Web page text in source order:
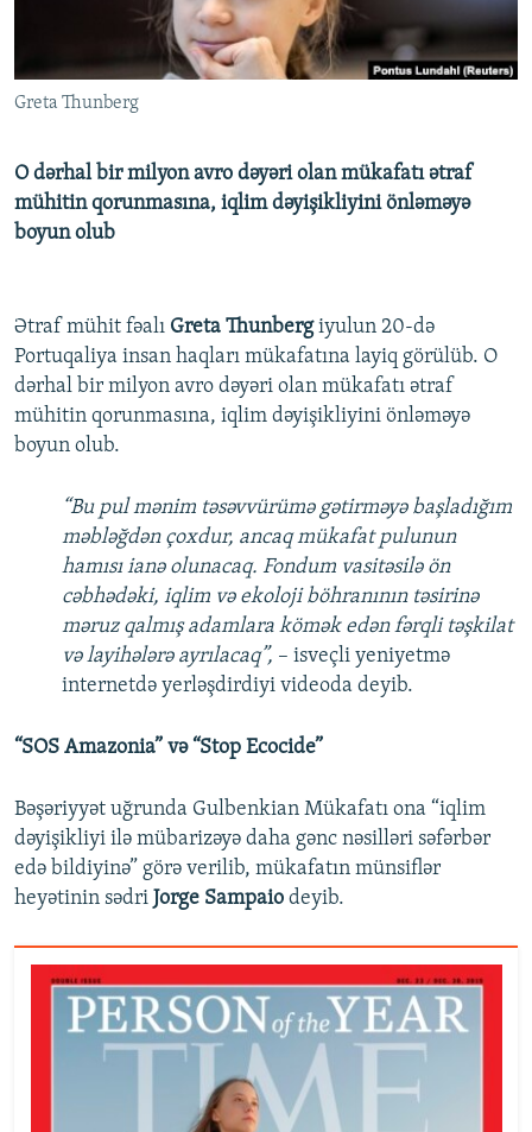
KARIKATURA
AZƏRBAYCAN ƏDƏBIYYATI KITABXANASI
İSLAM VƏ DEMOKRATIYA
İZ - MƏDƏNIYYƏT PROQRAMI
PEŞƏ ETIKASI VƏ JURNALISTIKA STANDARTLARIMIZ
MATERIALLARIMIZDAN ISTIFADƏ
BIZIMLƏ ƏLAQƏ
XƏBƏR BÜLLETENLƏRIMIZ
Greta Thunberg
O dərhal bir milyon avro dəyəri olan mükafatı ətraf
mühitin qorunmasına, iqlim dəyişikliyini önləməyə
boyun olub
Ətraf mühit fəalı Greta Thunbergiyulun 20-də
Portuqaliya insan haqları mükafatına layiq görülüb. O
dərhal bir milyon avro dəyəri olan mükafatı ətraf
mühitin qorunmasına, iqlim dəyişikliyini önləməyə
boyun olub.
“Bu pul mənim təsəvvürümə gətirməyə başladığım
məbləğdən çoxdur, ancaq mükafat pulunun
hamısı ianə olunacaq. Fondum vasitəsilə ön
cəbhədəki, iqlim və ekoloji böhranının təsirinə
məruz qalmış adamlara kömək edən fərqli təşkilat
və layihələrə ayrılacaq”, – isveçli yeniyetmə
internetdə yerləşdirdiyi videoda deyib.
“SOS Amazonia” və “Stop Ecocide”
Bəşəriyyət uğrunda Gulbenkian Mükafatı ona “iqlim
dəyişikliyi ilə mübarizəyə daha gənc nəsilləri səfərbər
edə bildiyinə” görə verilib, mükafatın münsiflər
heyətinin sədri Jorge Sampaio deyib.